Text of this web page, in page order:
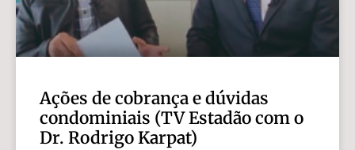
Ações de cobrança e dúvidas
condominiais (TV Estadão com o
Dr. Rodrigo Karpat)